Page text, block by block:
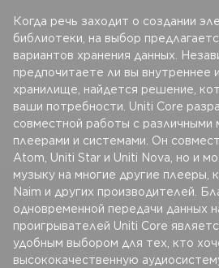
Когда речь заходит о создании
библиотеки, на выбор
вариантов хранения данных.
предпочитаете ли вы внутреннее
хранилище, найдется решение,
ваши потребности. Uniti Core
совместной работы с различными
плеерами и системами. Он
Atom, Uniti Star и Uniti Nova, но и
музыку на многие другие плееры,
Naim и других производителей.
одновременной передачи данных
проигрывателей Uniti Core
удобным выбором для тех, кто
высококачественную